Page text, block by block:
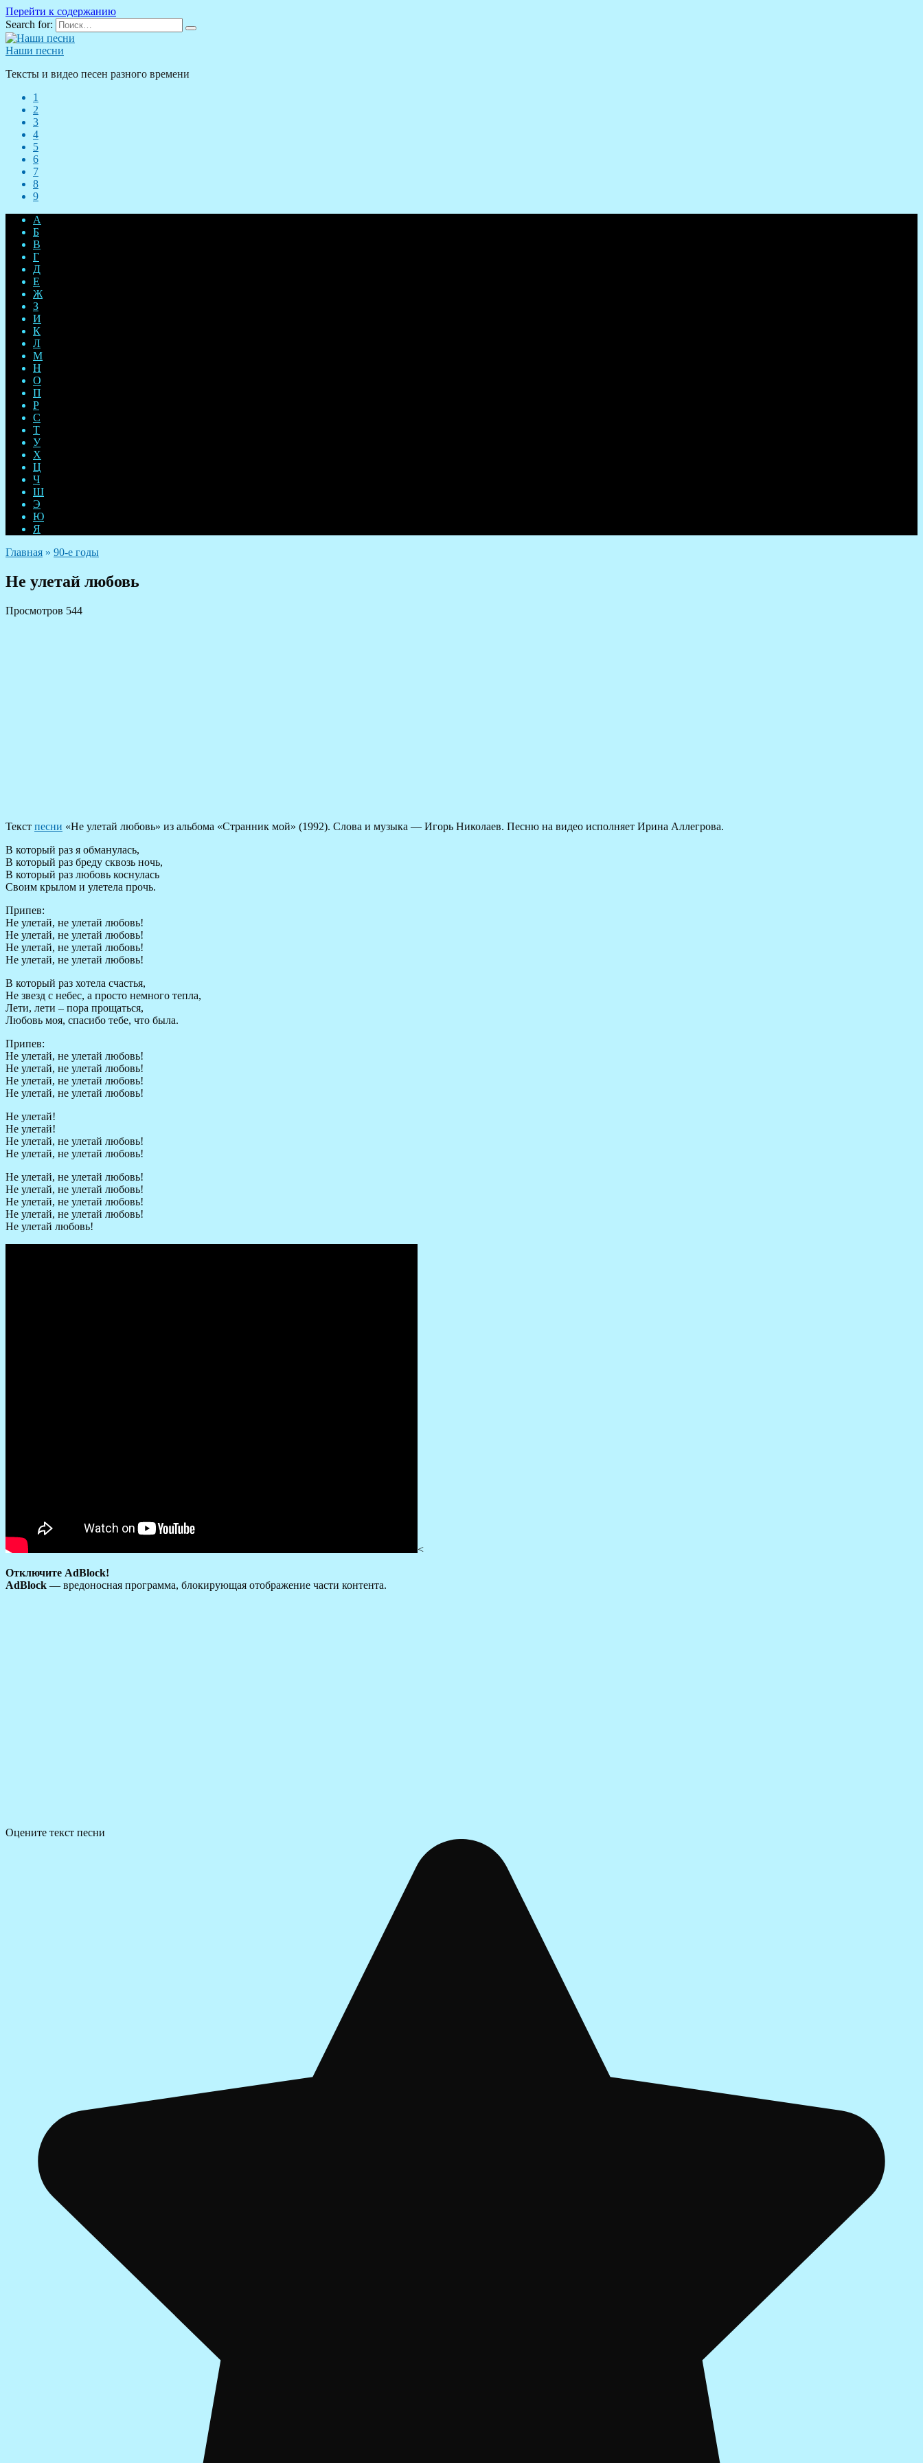
Перейти к содержанию
Search for:
Наши песни
Тексты и видео песен разного времени
1
2
3
4
5
6
7
8
9
А
Б
В
Г
Д
Е
Ж
З
И
К
Л
М
Н
О
П
Р
С
Т
У
Х
Ц
Ч
Ш
Э
Ю
Я
Главная » 90-е годы
Не улетай любовь
Просмотров 544
Текст песни «Не улетай любовь» из альбома «Странник мой» (1992). Слова и музыка — Игорь Николаев. Песню на видео исполняет Ирина Аллегрова.
В который раз я обманулась,
В который раз бреду сквозь ночь,
В который раз любовь коснулась
Своим крылом и улетела прочь.
Припев:
Не улетай, не улетай любовь!
Не улетай, не улетай любовь!
Не улетай, не улетай любовь!
Не улетай, не улетай любовь!
В который раз хотела счастья,
Не звезд с небес, а просто немного тепла,
Лети, лети – пора прощаться,
Любовь моя, спасибо тебе, что была.
Припев:
Не улетай, не улетай любовь!
Не улетай, не улетай любовь!
Не улетай, не улетай любовь!
Не улетай, не улетай любовь!
Не улетай!
Не улетай!
Не улетай, не улетай любовь!
Не улетай, не улетай любовь!
Не улетай, не улетай любовь!
Не улетай, не улетай любовь!
Не улетай, не улетай любовь!
Не улетай, не улетай любовь!
Не улетай любовь!
<
Отключите AdBlock!
AdBlock — вредоносная программа, блокирующая отображение части контента.
Оцените текст песни